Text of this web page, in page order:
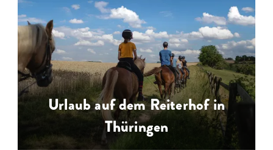
Urlaub auf dem Bauernhof in
Thüringen ist Urlaub für die ganze
Familie in familienfreundlichen
Unterkünften auf Bauernhöfen
…
Urlaub auf dem Reiterhof in
Thüringen